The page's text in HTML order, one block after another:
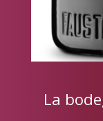
La